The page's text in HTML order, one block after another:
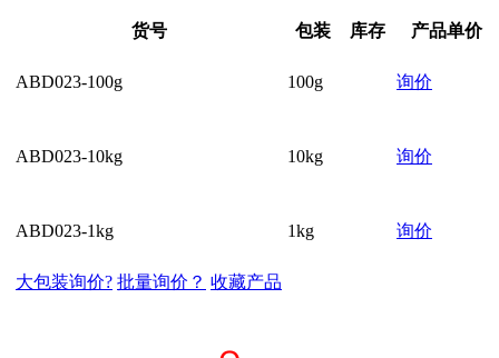
货号 包装 库存 产品单价
ABD023-100g 100g 询价
ABD023-10kg 10kg 询价
ABD023-1kg 1kg 询价
大包装询价? 批量询价？ 收藏产品